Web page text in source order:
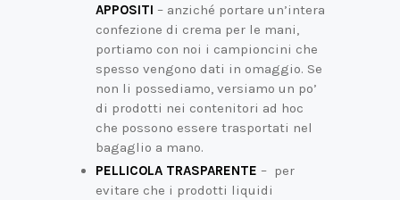
APPOSITI – anziché portare un’intera
confezione di crema per le mani,
portiamo con noi i campioncini che
spesso vengono dati in omaggio. Se
non li possediamo, versiamo un po’
di prodotti nei contenitori ad hoc
che possono essere trasportati nel
bagaglio a mano.
PELLICOLA TRASPARENTE – per
evitare che i prodotti liquidi